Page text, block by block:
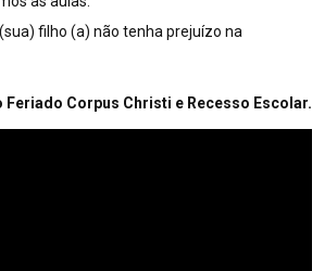
filho (a) não tenha prejuízo na
Corpus Christi e Recesso Escolar.